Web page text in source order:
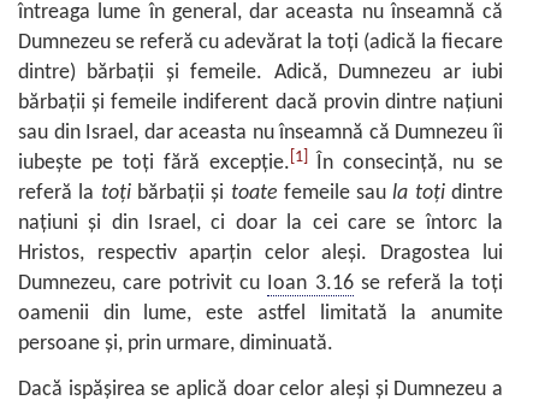
întreaga lume în general, dar aceasta nu înseamnă că
Dumnezeu se referă cu adevărat la toți (adică la fiecare
dintre) bărbații și femeile. Adică, Dumnezeu ar iubi
bărbații și femeile indiferent dacă provin dintre națiuni
sau din Israel, dar aceasta nu înseamnă că Dumnezeu îi
iubește pe toți fără excepție. [1] În consecință, nu se
referă la toți bărbații și toate femeile saula toțidintre
națiuni și din Israel, ci doar la cei care se întorc la
Hristos, respectiv aparțin celor aleși. Dragostea lui
Dumnezeu, care potrivit cu Ioan 3.16se referă la toți
oamenii din lume, este astfel limitată la anumite
persoane și, prin urmare, diminuată.
Dacă ispășirea se aplică doar celor aleși și Dumnezeu a